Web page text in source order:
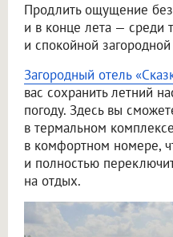
Продлить ощущение
и в конце лета — среди
и спокойной
Загородный отель
вас сохранить летний
погоду. Здесь вы
в термальном
в комфортном номере,
и полностью
на отдых.